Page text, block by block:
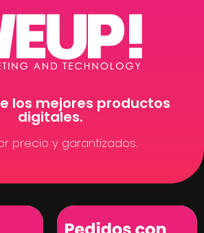
los mejores productos
digitales.
precio y garantizados.